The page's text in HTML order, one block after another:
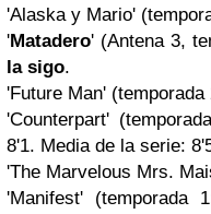
'Alaska y Mario'
'Matadero' (Antena 3,
la sigo.
'Future Man' (temporada
'Counterpart'
8'1. Media de la serie:
'The Marvelous Mrs.
'Manifest' (temporada